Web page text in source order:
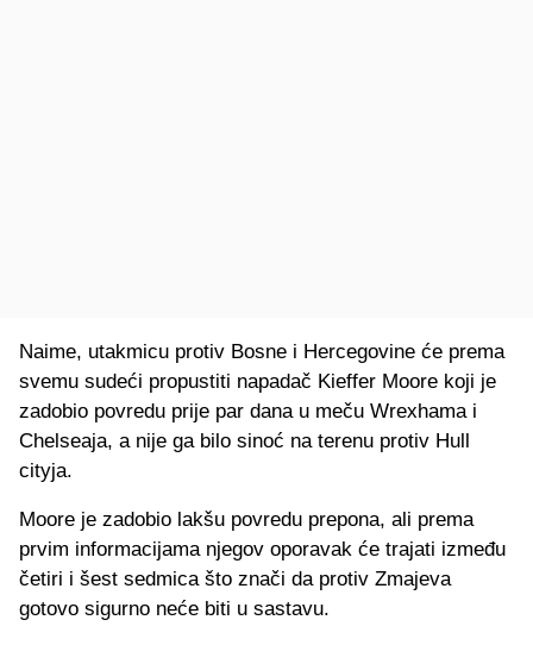
Naime, utakmicu protiv Bosne i Hercegovine će prema
svemu sudeći propustiti napadač Kieffer Moore koji je
zadobio povredu prije par dana u meču Wrexhama i
Chelseaja, a nije ga bilo sinoć na terenu protiv Hull
cityja.
Moore je zadobio lakšu povredu prepona, ali prema
prvim informacijama njegov oporavak će trajati između
četiri i šest sedmica što znači da protiv Zmajeva
gotovo sigurno neće biti u sastavu.